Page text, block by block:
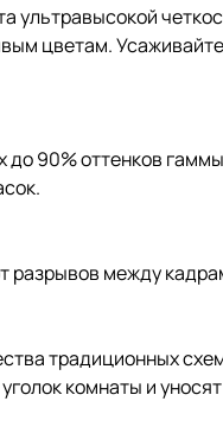
цветам.
90% оттенков
разрывов между
традиционных
комнаты и